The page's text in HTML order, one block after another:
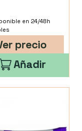
en 24/48h
precio
Añadir